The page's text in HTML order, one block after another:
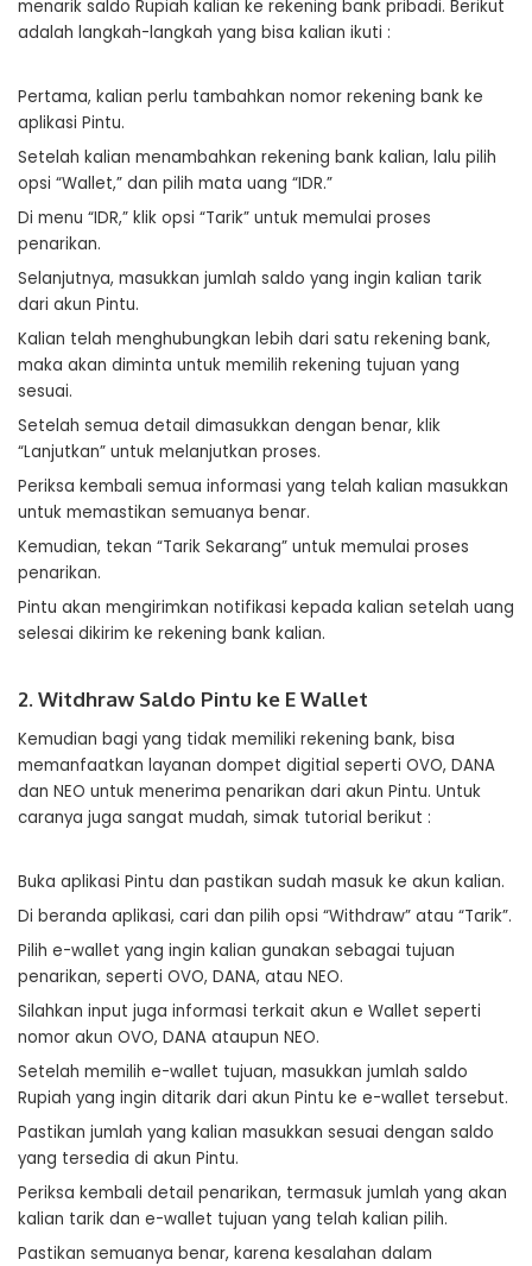
menarik saldo Rupiah kalian ke rekening bank pribadi. Berikut
adalah langkah-langkah yang bisa kalian ikuti :
Pertama, kalian perlu tambahkan nomor rekening bank ke
aplikasi Pintu.
Setelah kalian menambahkan rekening bank kalian, lalu pilih
opsi “Wallet,” dan pilih mata uang “IDR.”
Di menu “IDR,” klik opsi “Tarik” untuk memulai proses
penarikan.
Selanjutnya, masukkan jumlah saldo yang ingin kalian tarik
dari akun Pintu.
Kalian telah menghubungkan lebih dari satu rekening bank,
maka akan diminta untuk memilih rekening tujuan yang
sesuai.
Setelah semua detail dimasukkan dengan benar, klik
“Lanjutkan” untuk melanjutkan proses.
Periksa kembali semua informasi yang telah kalian masukkan
untuk memastikan semuanya benar.
Kemudian, tekan “Tarik Sekarang” untuk memulai proses
penarikan.
Pintu akan mengirimkan notifikasi kepada kalian setelah uang
selesai dikirim ke rekening bank kalian.
2. Witdhraw Saldo Pintu ke E Wallet
Kemudian bagi yang tidak memiliki rekening bank, bisa
memanfaatkan layanan dompet digitial seperti OVO, DANA
dan NEO untuk menerima penarikan dari akun Pintu. Untuk
caranya juga sangat mudah, simak tutorial berikut :
Buka aplikasi Pintu dan pastikan sudah masuk ke akun kalian.
Di beranda aplikasi, cari dan pilih opsi “Withdraw” atau “Tarik”.
Pilih e-wallet yang ingin kalian gunakan sebagai tujuan
penarikan, seperti OVO, DANA, atau NEO.
Silahkan input juga informasi terkait akun e Wallet seperti
nomor akun OVO, DANA ataupun NEO.
Setelah memilih e-wallet tujuan, masukkan jumlah saldo
Rupiah yang ingin ditarik dari akun Pintu ke e-wallet tersebut.
Pastikan jumlah yang kalian masukkan sesuai dengan saldo
yang tersedia di akun Pintu.
Periksa kembali detail penarikan, termasuk jumlah yang akan
kalian tarik dan e-wallet tujuan yang telah kalian pilih.
Pastikan semuanya benar, karena kesalahan dalam